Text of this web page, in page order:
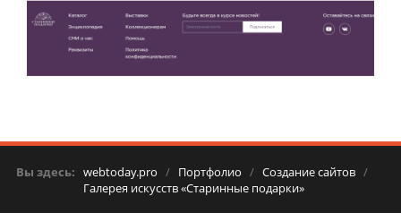
Вы здесь: webtoday.pro / Портфолио / Создание сайтов /
Галерея искусств «Старинные подарки»